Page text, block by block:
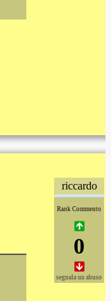
riccardo
Rank Commento
0
segnala un abuso